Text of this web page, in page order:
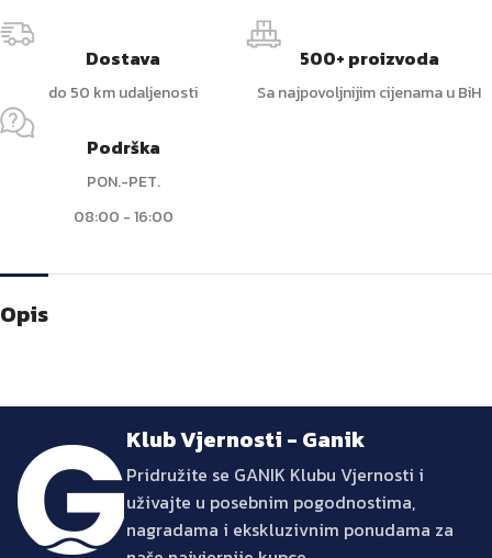
Dostava
do 50 km udaljenosti
500+ proizvoda
Sa najpovoljnijim cijenama u BiH
Podrška
PON.-PET.
08:00 - 16:00
Opis
Klub Vjernosti - Ganik
Pridružite se GANIK Klubu Vjernosti i
uživajte u posebnim pogodnostima,
nagradama i ekskluzivnim ponudama za